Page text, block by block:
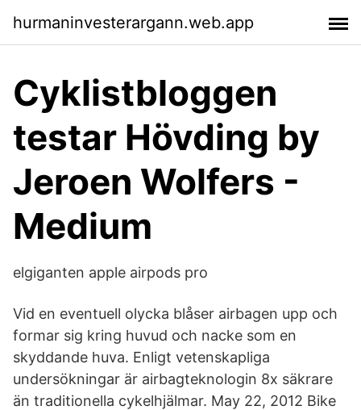
hurmaninvesterargann.web.app
Cyklistbloggen
testar Hövding by
Jeroen Wolfers -
Medium
elgiganten apple airpods pro
Vid en eventuell olycka blåser airbagen upp och
formar sig kring huvud och nacke som en
skyddande huva. Enligt vetenskapliga
undersökningar är airbagteknologin 8x säkrare
än traditionella cykelhjälmar. May 22, 2012 Bike